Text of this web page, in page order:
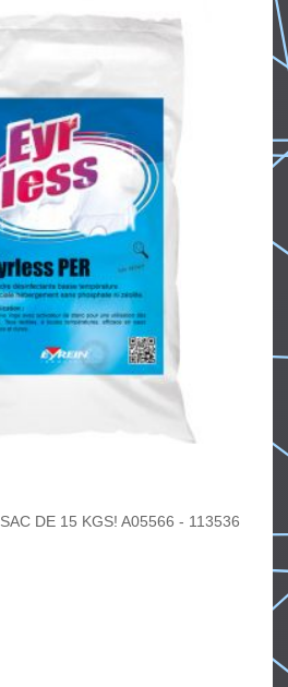
DE 15 KGS! A05566 - 113536